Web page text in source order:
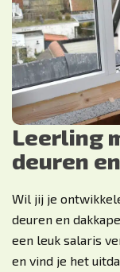
Leerling
deuren
Wil jij je
deuren en
een leuk salaris
en vind je het